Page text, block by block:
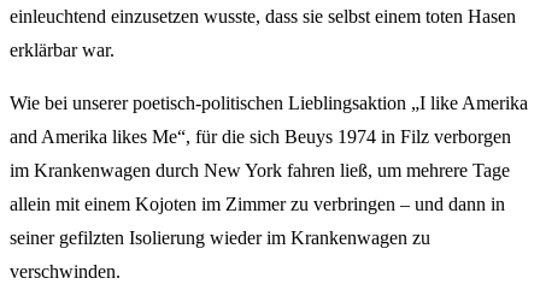
einleuchtend einzusetzen wusste, dass sie selbst einem toten Hasen
erklärbar war.
Wie bei unserer poetisch-politischen Lieblingsaktion „I like Amerika
and Amerika likes Me“, für die sich Beuys 1974 in Filz verborgen
im Krankenwagen durch New York fahren ließ, um mehrere Tage
allein mit einem Kojoten im Zimmer zu verbringen – und dann in
seiner gefilzten Isolierung wieder im Krankenwagen zu
verschwinden.